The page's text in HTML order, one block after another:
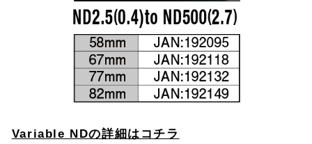
Variable NDの詳細はコチラ